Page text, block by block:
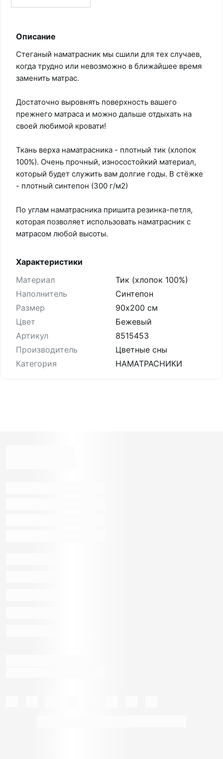
Описание
Стеганый наматрасник мы сшили для тех случаев,
когда трудно или невозможно в ближайшее время
заменить матрас.
Достаточно выровнять поверхность вашего
прежнего матраса и можно дальше отдыхать на
своей любимой кровати!
Ткань верха наматрасника - плотный тик (хлопок
100%). Очень прочный, износостойкий материал,
который будет служить вам долгие годы. В стёжке
- плотный синтепон (300 г/м2)
По углам наматрасника пришита резинка-петля,
которая позволяет использовать наматрасник с
матрасом любой высоты.
Характеристики
Материал
Тик (хлопок 100%)
Наполнитель
Синтепон
Размер
90х200 см
Цвет
Бежевый
Артикул
8515453
Производитель
Цветные сны
Категория
НАМАТРАСНИКИ